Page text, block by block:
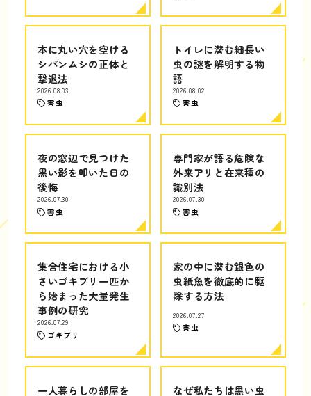
本に丸い穴を空ける
シバンムシの正体と
撃退法
2026.08.03
害虫
トイレに潜む細長い
虫の謎を解明する物
語
2026.08.02
害虫
夜の窓辺で見つけた
黒い影を叩いた日の
後悔
2026.07.30
害虫
専門家が語る危険な
外来アリと在来種の
識別法
2026.07.30
害虫
集合住宅における小
さいゴキブリ一匹か
ら始まった大量発生
事例の研究
2026.07.29
ゴキブリ
家の中に潜む銀色の
虫紙魚を徹底的に駆
除する方法
2026.07.27
害虫
一人暮らしの部屋を
なぜ私たちは黒い虫